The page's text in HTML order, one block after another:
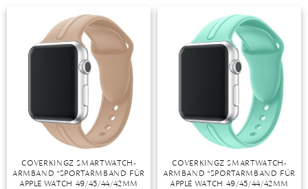
COVERKINGZ SMARTWATCH-
ARMBAND “SPORTARMBAND FÜR
APPLE WATCH 49/45/44/42MM
COVERKINGZ SMARTWATCH-
ARMBAND “SPORTARMBAND FÜR
APPLE WATCH 49/45/44/42MM